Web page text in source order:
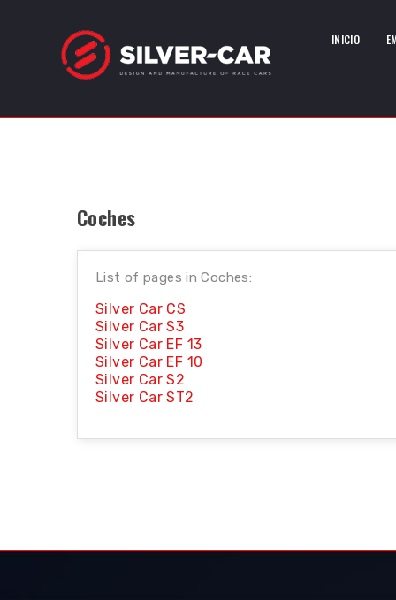
INICIO
Coches
List of pages in Coches:
Silver Car CS
Silver Car S3
Silver Car EF 13
Silver Car EF 10
Silver Car S2
Silver Car ST2